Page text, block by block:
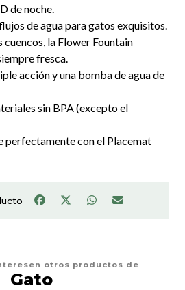
de noche.
de agua para gatos exquisitos.
la Flower Fountain
fresca.
acción y una bomba de agua de
sin BPA (excepto el
perfectamente con el Placemat
otros productos de
Gato